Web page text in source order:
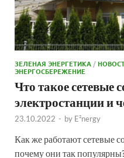
ЗЕЛЕНАЯ ЭНЕРГЕТИКА /
ЭНЕРГОСБЕРЕЖЕНИЕ
Что такое сетевые
электростанции и
23.10.2022 - by E²nergy
Как же работают сетевые
почему они так